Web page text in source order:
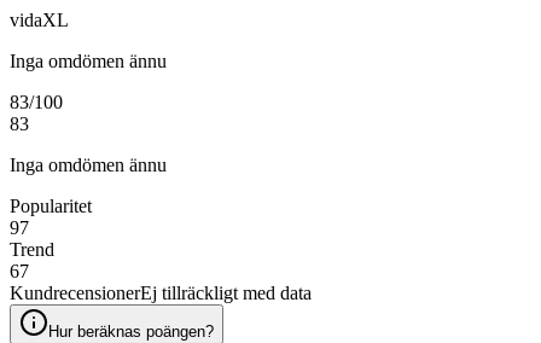
vidaXL
Inga omdömen ännu
83/100
83
Inga omdömen ännu
Popularitet
97
Trend
67
KundrecensionerEj tillräckligt med data
Hur beräknas poängen?